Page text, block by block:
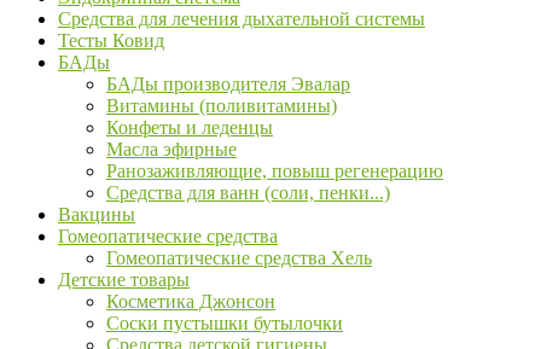
Средства для лечения дыхательной системы
Тесты Ковид
БАДы
БАДы производителя Эвалар
Витамины (поливитамины)
Конфеты и леденцы
Масла эфирные
Ранозаживляющие, повыш регенерацию
Средства для ванн (соли, пенки...)
Вакцины
Гомеопатические средства
Гомеопатические средства Хель
Детские товары
Косметика Джонсон
Соски пустышки бутылочки